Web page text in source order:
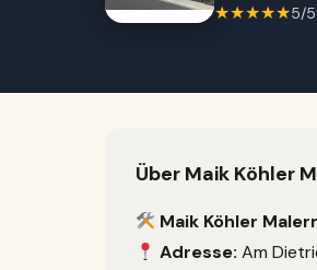
★★★★★5/5
Über Maik Köhler
Maik Köhler
Adresse: Am